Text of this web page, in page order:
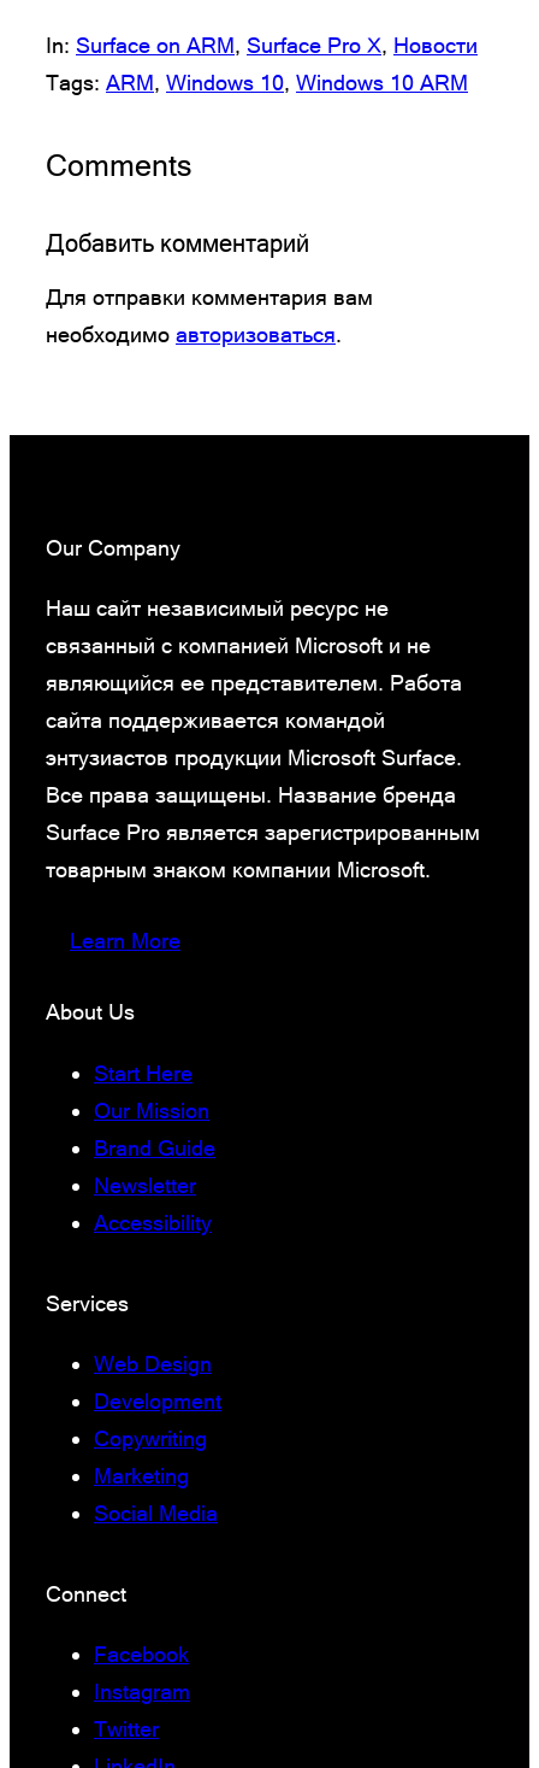
In: Surface on ARM, Surface Pro X, Новости
Tags: ARM, Windows 10, Windows 10 ARM
Comments
Добавить комментарий
Для отправки комментария вам
необходимо авторизоваться.
Our Company
Наш сайт независимый ресурс не
связанный с компанией Microsoft и не
являющийся ее представителем. Работа
сайта поддерживается командой
энтузиастов продукции Microsoft Surface.
Все права защищены. Название бренда
Surface Pro является зарегистрированным
товарным знаком компании Microsoft.
Learn More
About Us
Start Here
Our Mission
Brand Guide
Newsletter
Accessibility
Services
Web Design
Development
Copywriting
Marketing
Social Media
Connect
Facebook
Instagram
Twitter